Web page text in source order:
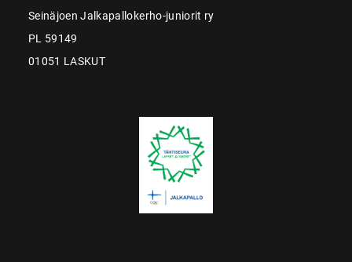
Seinäjoen Jalkapallokerho-juniorit ry
PL 59149
01051 LASKUT